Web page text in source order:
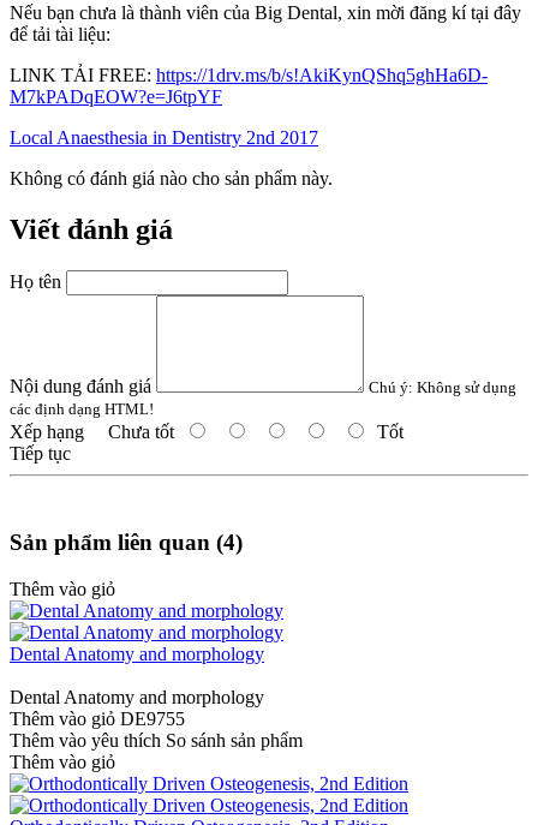
Nếu bạn chưa là thành viên của Big Dental, xin mời đăng kí tại đây
để tải tài liệu:
LINK TẢI FREE: https://1drv.ms/b/s!AkiKynQShq5ghHa6D-
M7kPADqEOW?e=J6tpYF
Local Anaesthesia in Dentistry 2nd 2017
Không có đánh giá nào cho sản phẩm này.
Viết đánh giá
Họ tên
Nội dung đánh giá Chú ý: Không sử dụng
các định dạng HTML!
Xếp hạng Chưa tốt
Tốt
Tiếp tục
Sản phẩm liên quan (4)
Thêm vào giỏ
Dental Anatomy and morphology
Dental Anatomy and morphology
Thêm vào giỏ DE9755
Thêm vào yêu thích So sánh sản phẩm
Thêm vào giỏ